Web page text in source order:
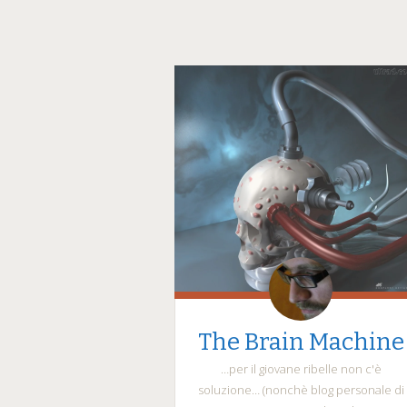
The Brain Machine
…per il giovane ribelle non c'è
soluzione… (nonchè blog personale di